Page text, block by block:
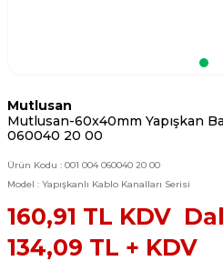
Mutlusan
Mutlusan-60x40mm Yapışkan
060040 20 00
Ürün Kodu : 001 004 060040 20 00
Model : Yapışkanlı Kablo Kanalları Serisi
160,91 TL KDV
134,09 TL + KDV